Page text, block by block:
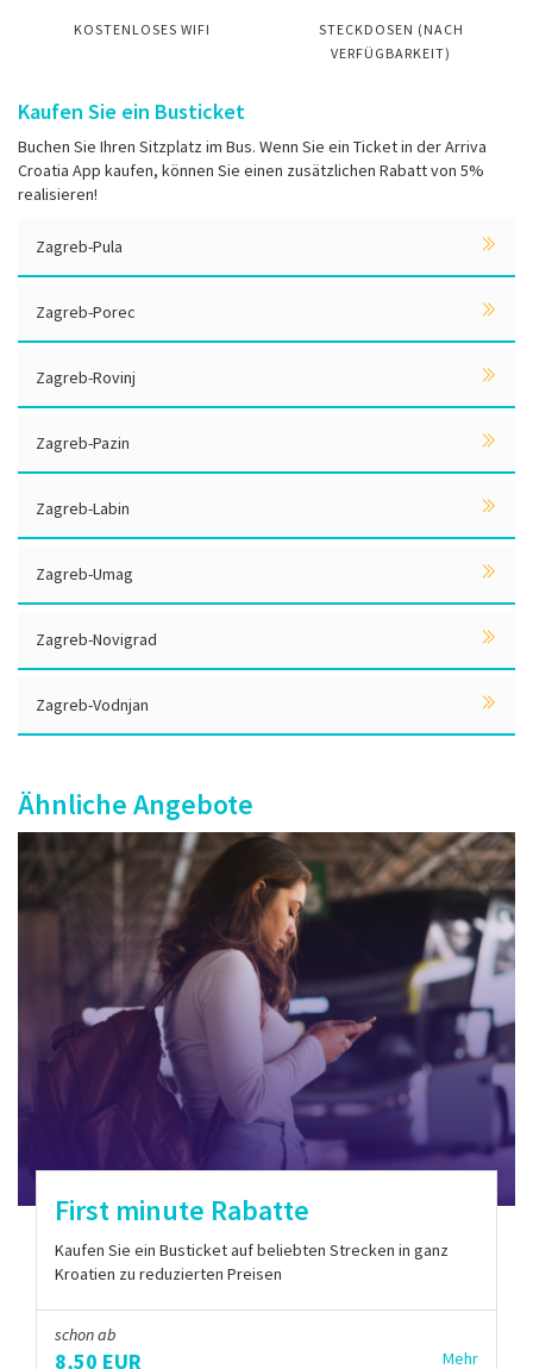
KOSTENLOSES WIFI
STECKDOSEN (NACH
VERFÜGBARKEIT)
Kaufen Sie ein Busticket
Buchen Sie Ihren Sitzplatz im Bus. Wenn Sie ein Ticket in der Arriva
Croatia App kaufen, können Sie einen zusätzlichen Rabatt von 5%
realisieren!
Zagreb-Pula
Zagreb-Porec
Zagreb-Rovinj
Zagreb-Pazin
Zagreb-Labin
Zagreb-Umag
Zagreb-Novigrad
Zagreb-Vodnjan
Ähnliche Angebote
First minute Rabatte
Kaufen Sie ein Busticket auf beliebten Strecken in ganz
Kroatien zu reduzierten Preisen
schon ab
8,50 EUR Mehr